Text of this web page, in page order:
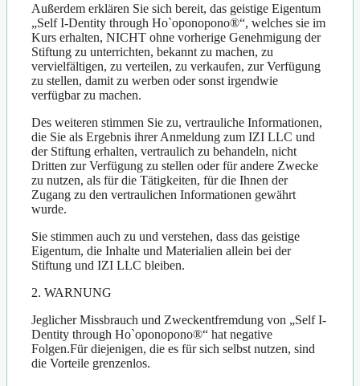
Außerdem erklären Sie sich bereit, das geistige Eigentum
„Self I-Dentity through Ho`oponopono®“, welches sie im
Kurs erhalten, NICHT ohne vorherige Genehmigung der
Stiftung zu unterrichten, bekannt zu machen, zu
vervielfältigen, zu verteilen, zu verkaufen, zur Verfügung
zu stellen, damit zu werben oder sonst irgendwie
verfügbar zu machen.
Des weiteren stimmen Sie zu, vertrauliche Informationen,
die Sie als Ergebnis ihrer Anmeldung zum IZI LLC und
der Stiftung erhalten, vertraulich zu behandeln, nicht
Dritten zur Verfügung zu stellen oder für andere Zwecke
zu nutzen, als für die Tätigkeiten, für die Ihnen der
Zugang zu den vertraulichen Informationen gewährt
wurde.
Sie stimmen auch zu und verstehen, dass das geistige
Eigentum, die Inhalte und Materialien allein bei der
Stiftung und IZI LLC bleiben.
2. WARNUNG
Jeglicher Missbrauch und Zweckentfremdung von „Self I-
Dentity through Ho`oponopono®“ hat negative
Folgen.Für diejenigen, die es für sich selbst nutzen, sind
die Vorteile grenzenlos.